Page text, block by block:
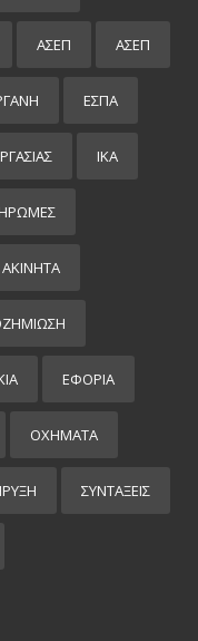
ΑΣΕΠ ΑΣΕΠ
ΕΣΠΑ
ΙΚΑ
ΑΚΙΝΗΤΑ
ΕΦΟΡΙΑ
ΟΧΗΜΑΤΑ
ΣΥΝΤΑΞΕΙΣ